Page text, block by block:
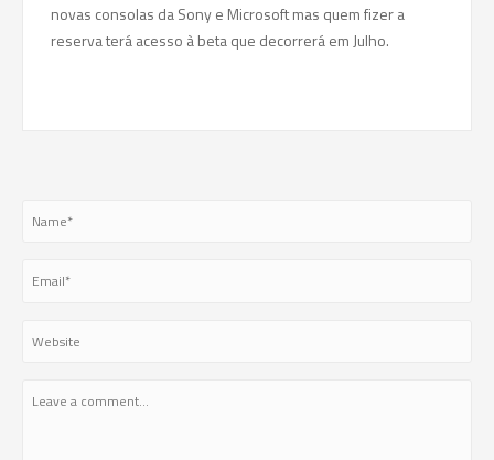
novas consolas da Sony e Microsoft mas quem fizer a
reserva terá acesso à beta que decorrerá em Julho.